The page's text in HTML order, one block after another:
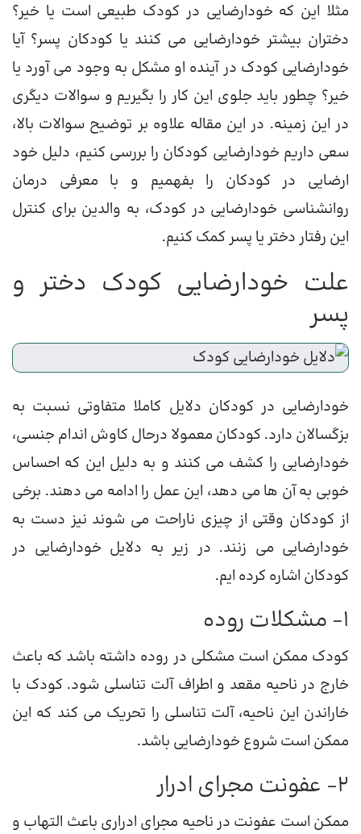
مثلا این که خودارضایی در کودک طبیعی است یا خیر؟
دختران بیشتر خودارضایی می کنند یا کودکان پسر؟ آیا
خودارضایی کودک در آینده او مشکل به وجود می آورد یا
خیر؟ چطور باید جلوی این کار را بگیریم و سوالات دیگری
در این زمینه. در این مقاله علاوه بر توضیح سوالات بالا،
سعی داریم خودارضایی کودکان را بررسی کنیم، دلیل خود
ارضایی در کودکان را بفهمیم و با معرفی درمان
روانشناسی خودارضایی در کودک، به والدین برای کنترل
این رفتار دختر یا پسر کمک کنیم.
علت خودارضایی کودک دختر و
پسر
خودارضایی در کودکان دلایل کاملا متفاوتی نسبت به
بزگسالان دارد. کودکان معمولا درحال کاوش اندام جنسی،
خودارضایی را کشف می کنند و به دلیل این که احساس
خوبی به آن ها می دهد، این عمل را ادامه می دهند. برخی
از کودکان وقتی از چیزی ناراحت می شوند نیز دست به
خودارضایی می زنند. در زیر به دلایل خودارضایی در
کودکان اشاره کرده ایم.
1- مشکلات روده
کودک ممکن است مشکلی در روده داشته باشد که باعث
خارج در ناحیه مقعد و اطراف آلت تناسلی شود. کودک با
خاراندن این ناحیه، آلت تناسلی را تحریک می کند که این
ممکن است شروع خودارضایی باشد.
2- عفونت مجرای ادرار
ممکن است عفونت در ناحیه مجرای ادراری باعث التهاب و